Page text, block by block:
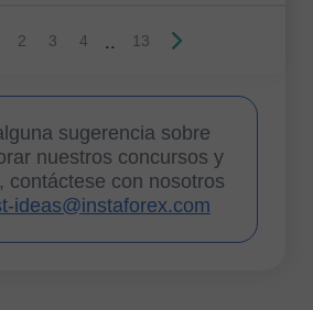
2 3 4 .. 13
sugerencia sobre
nuestros concursos y
contáctese con nosotros
ideas@instaforex.com